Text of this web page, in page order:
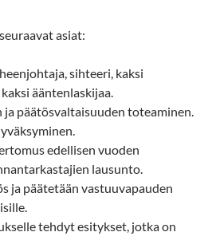
asiat:
sihteeri, kaksi
ääntenlaskijaa.
päätösvaltaisuuden toteaminen.
edellisen vuoden
lausunto.
ja päätetään vastuuvapauden
tehdyt esitykset, jotka on